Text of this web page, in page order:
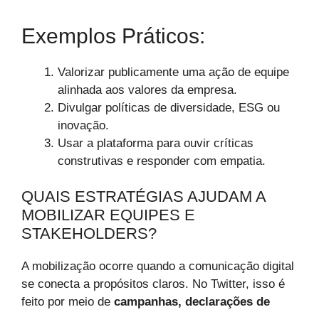
Exemplos Práticos:
Valorizar publicamente uma ação de equipe
alinhada aos valores da empresa.
Divulgar políticas de diversidade, ESG ou
inovação.
Usar a plataforma para ouvir críticas
construtivas e responder com empatia.
QUAIS ESTRATÉGIAS AJUDAM A
MOBILIZAR EQUIPES E
STAKEHOLDERS?
A mobilização ocorre quando a comunicação digital
se conecta a propósitos claros. No Twitter, isso é
feito por meio de campanhas, declarações de